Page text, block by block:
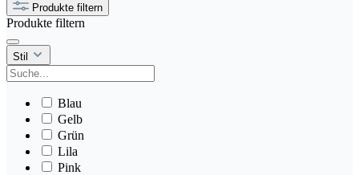
Produkte filtern
Produkte filtern
Stil
Blau
Gelb
Grün
Lila
Pink